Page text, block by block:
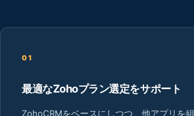
01
最適なZohoプラン選定をサポート
ZohoCRMをベースにしつつ、他アプリを組